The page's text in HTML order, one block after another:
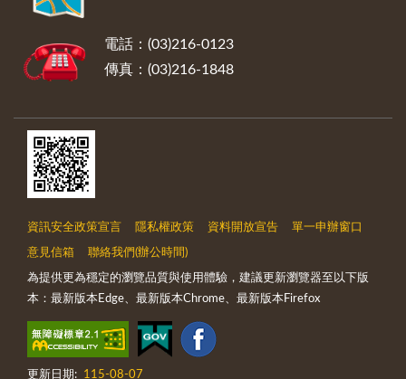
電話：(03)216-0123
傳真：(03)216-1848
資訊安全政策宣言 隱私權政策 資料開放宣告 單一申辦窗口
意見信箱 聯絡我們(辦公時間)
為提供更為穩定的瀏覽品質與使用體驗，建議更新瀏覽器至以下版
本：最新版本Edge、最新版本Chrome、最新版本Firefox
更新日期: 115-08-07